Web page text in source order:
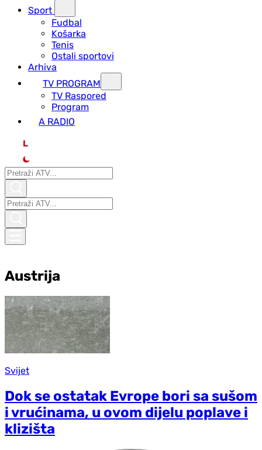
Sport
Fudbal
Košarka
Tenis
Ostali sportovi
Arhiva
TV PROGRAM
ТV Raspored
Program
A RADIO
L
Austrija
Svijet
Dok se ostatak Evrope bori sa sušom
i vrućinama, u ovom dijelu poplave i
klizišta